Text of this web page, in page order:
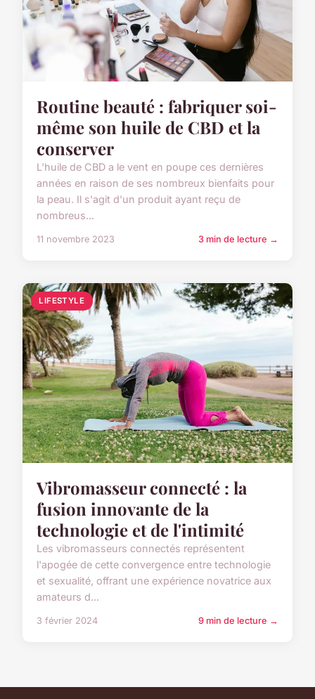
Routine beauté : fabriquer soi-
même son huile de CBD et la
conserver
L'huile de CBD a le vent en poupe ces dernières
années en raison de ses nombreux bienfaits pour
la peau. Il s'agit d'un produit ayant reçu de
nombreus...
11 novembre 2023 3 min de lecture →
LIFESTYLE
Vibromasseur connecté : la
fusion innovante de la
technologie et de l'intimité
Les vibromasseurs connectés représentent
l'apogée de cette convergence entre technologie
et sexualité, offrant une expérience novatrice aux
amateurs d...
3 février 2024 9 min de lecture →